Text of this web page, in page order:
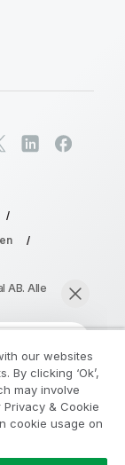
AB. Alle
our websites
By clicking ‘Ok’,
may involve
& Cookie
cookie usage on